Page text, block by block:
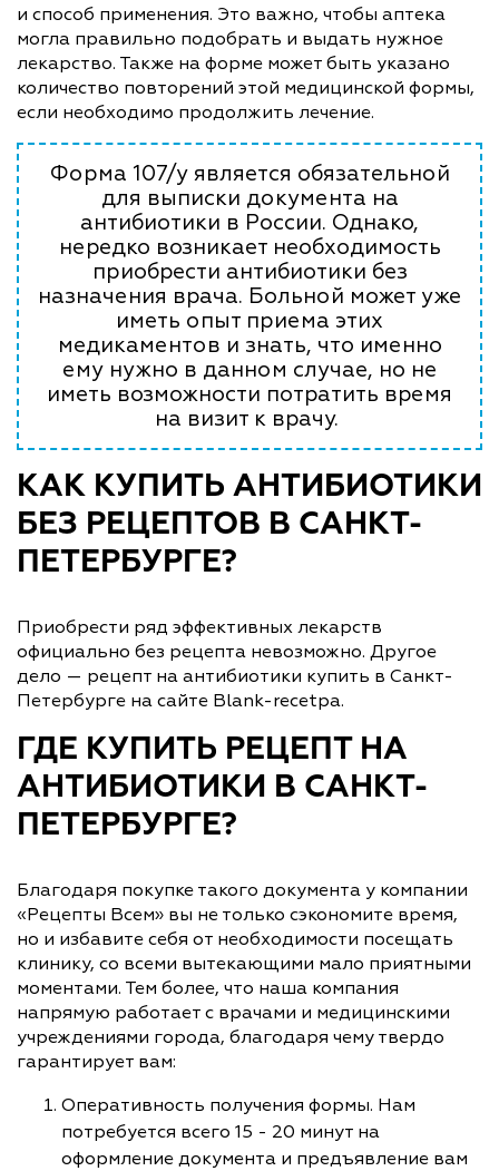
и способ применения. Это важно, чтобы аптека
могла правильно подобрать и выдать нужное
лекарство. Также на форме может быть указано
количество повторений этой медицинской формы,
если необходимо продолжить лечение.
Форма 107/у является обязательной
для выписки документа на
антибиотики в России. Однако,
нередко возникает необходимость
приобрести антибиотики без
назначения врача. Больной может уже
иметь опыт приема этих
медикаментов и знать, что именно
ему нужно в данном случае, но не
иметь возможности потратить время
на визит к врачу.
КАК КУПИТЬ АНТИБИОТИКИ
БЕЗ РЕЦЕПТОВ В САНКТ-
ПЕТЕРБУРГЕ?
Приобрести ряд эффективных лекарств
официально без рецепта невозможно. Другое
дело — рецепт на антибиотики купить в Санкт-
Петербурге на сайте Blank-recetpa.
ГДЕ КУПИТЬ РЕЦЕПТ НА
АНТИБИОТИКИ В САНКТ-
ПЕТЕРБУРГЕ?
Благодаря покупке такого документа у компании
«Рецепты Всем» вы не только сэкономите время,
но и избавите себя от необходимости посещать
клинику, со всеми вытекающими мало приятными
моментами. Тем более, что наша компания
напрямую работает с врачами и медицинскими
учреждениями города, благодаря чему твердо
гарантирует вам:
Оперативность получения формы. Нам
потребуется всего 15 - 20 минут на
оформление документа и предъявление вам